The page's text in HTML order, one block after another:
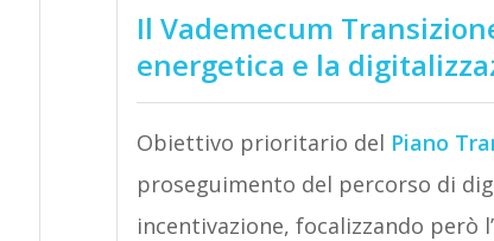
Il Vademecum
energetica e la
Obiettivo prioritario del Piano
proseguimento del percorso di
incentivazione, focalizzando però